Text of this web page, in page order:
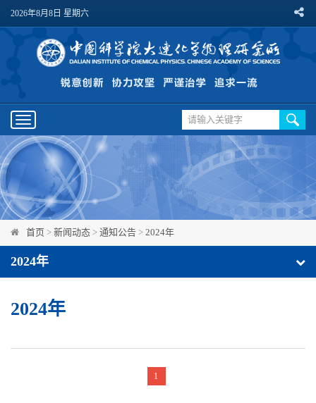
2026年8月8日 星期六
Toggle
navigation
首页 > 新闻动态 > 通知公告 > 2024年
2024年
2024年
1